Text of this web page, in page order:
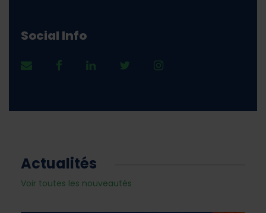
Social Info
Actualités
Voir toutes les nouveautés